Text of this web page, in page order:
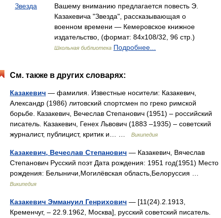
Звезда
Вашему вниманию предлагается повесть Э.
Казакевича "Звезда", рассказывающая о
военном времени — Кемеровское книжное
издательство, (формат: 84x108/32, 96 стр.)
Школьная библиотека Подробнее...
См. также в других словарях:
Казакевич — фамилия. Известные носители: Казакевич,
Александр (1986) литовский спортсмен по греко римской
борьбе. Казакевич, Вечеслав Степанович (1951) – российский
писатель. Казакевич, Генех Львович (1883 –1935) – советский
журналист, публицист, критик и… …
Википедия
Казакевич, Вечеслав Степанович — Казакевич, Вячеслав
Степанович Русский поэт Дата рождения: 1951 год(1951) Место
рождения: Белыничи,Могилёвская область,Белоруссия …
Википедия
Казакевич Эммануил Генрихович — [11(24).2.1913,
Кременчуг, ‒ 22.9.1962, Москва], русский советский писатель.